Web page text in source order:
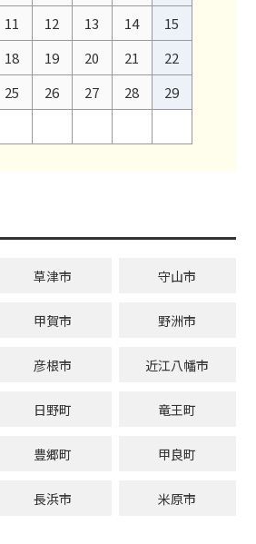
11 12 13 14
15
18 19 20 21
22
25 26 27 28
29
草津市 守山市
甲賀市 野洲市
彦根市 近江八幡市
日野町 竜王町
豊郷町 甲良町
長浜市 米原市